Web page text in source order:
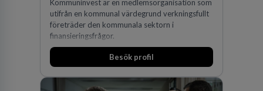
Kommuninvest är en medlemsorganisation som
utifrån en kommunal värdegrund verkningsfullt
företräder den kommunala sektorn i
finansieringsfrågor.
Besök profil